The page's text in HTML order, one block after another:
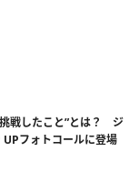
戦したこと”とは？ ジ
UPフォトコールに登場